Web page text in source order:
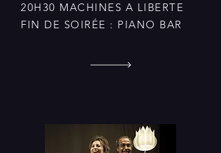
20H30 MACHINES A LIBERTE
FIN DE SOIRÉE : PIANO BAR